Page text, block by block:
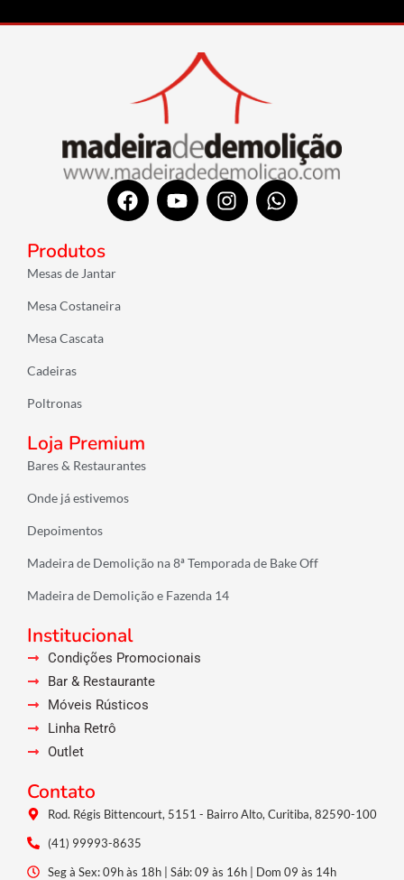
F
a
Y
o
I
n
W
h
Produtos
Mesas de Jantar
Mesa Costaneira
Mesa Cascata
Cadeiras
Poltronas
Loja Premium
Bares & Restaurantes
Onde já estivemos
Depoimentos
Madeira de Demolição na 8ª Temporada de Bake Off
Madeira de Demolição e Fazenda 14
Institucional
Condições Promocionais
Bar & Restaurante
Móveis Rústicos
Linha Retrô
Outlet
Contato
Rod. Régis Bittencourt, 5151 - Bairro Alto, Curitiba, 82590-100
(41) 99993-8635
Seg à Sex: 09h às 18h | Sáb: 09 às 16h | Dom 09 às 14h